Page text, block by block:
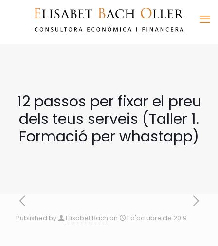
12 passos per fixar el preu
dels teus serveis (Taller 1.
Formació per whastapp)
Published by Elisabet Bach on 1 d'octubre de 2019